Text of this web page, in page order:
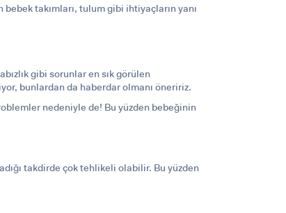
takımları, tulum gibi ihtiyaçların yanı
gibi sorunlar en sık görülen
bunlardan da haberdar olmanı öneririz.
nedeniyle de! Bu yüzden bebeğinin
takdirde çok tehlikeli olabilir. Bu yüzden